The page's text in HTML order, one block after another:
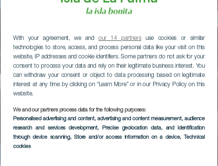
With your agreement, we andour 14 partnersuse cookies or similar
technologies to store, access, and process personal data like your visit on this
website, IP addresses and cookie identifiers. Some partners do not ask for your
consent to process your data and rely on their legitimate business interest. You
can withdraw your consent or object to data processing based on legitimate
interest at any time by clicking on “Learn More” or in our Privacy Policy on this
website.
We and our partners process data for the following purposes:
Personalised advertising and content, advertising and content measurement, audience
research and services development, Precise geolocation data, and identification
through device scanning, Store and/or access information on a device, Technical
cookies